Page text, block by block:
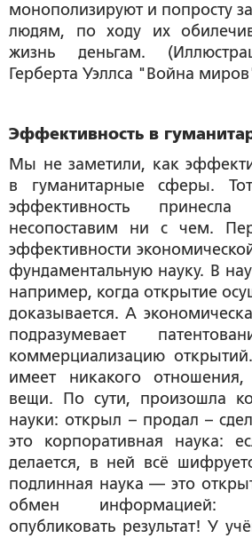
монополизируют и попросту
людям, по ходу их
жизнь деньгам.
Герберта Уэллса "Война
Эффективность в
Мы не заметили, как
в гуманитарные сферы.
эффективность
несопоставим ни с чем.
эффективности
фундаментальную науку. В
например, когда открытие
доказывается. А
подразумевает
коммерциализацию
имеет никакого
вещи. По сути, произошла
науки: открыл – продал –
это корпоративная наука:
делается, в ней всё
подлинная наука — это
обмен информацией:
опубликовать результат! У